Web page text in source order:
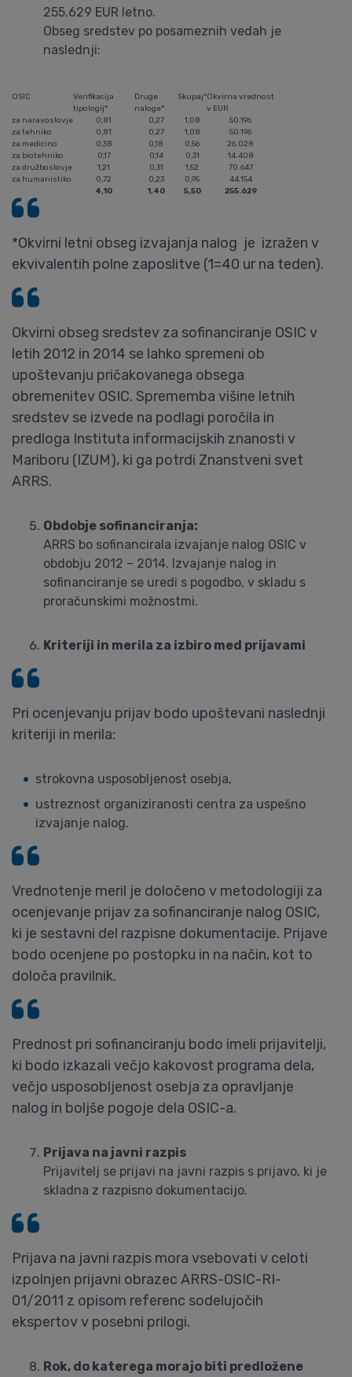
255.629 EUR letno.
Obseg sredstev po posameznih vedah je
naslednji:
OSIC
Verifikacija
tipologij*
Druge
naloge*
Skupaj*Okvirna vrednost
v EUR
za naravoslovje
0,81 0,27 1,08
50.196
za tehniko
0,81 0,27 1,08
50.196
za medicino
0,38 0,18 0,56
26.028
za biotehniko
0,17 0,14 0,31
14.408
za družboslovje
1,21 0,31 1,52
70.647
za humanistiko
0,72 0,23 0,95
44.154
4,10
1,40 5,50 255.629
*Okvirni letni obseg izvajanja nalog je izražen v
ekvivalentih polne zaposlitve (1=40 ur na teden).
Okvirni obseg sredstev za sofinanciranje OSIC v
letih 2012 in 2014 se lahko spremeni ob
upoštevanju pričakovanega obsega
obremenitev OSIC. Sprememba višine letnih
sredstev se izvede na podlagi poročila in
predloga Instituta informacijskih znanosti v
Mariboru (IZUM), ki ga potrdi Znanstveni svet
ARRS.
Obdobje sofinanciranja:
ARRS bo sofinancirala izvajanje nalog OSIC v
obdobju 2012 – 2014. Izvajanje nalog in
sofinanciranje se uredi s pogodbo, v skladu s
proračunskimi možnostmi.
Kriteriji in merila za izbiro med prijavami
Pri ocenjevanju prijav bodo upoštevani naslednji
kriteriji in merila:
strokovna usposobljenost osebja,
ustreznost organiziranosti centra za uspešno
izvajanje nalog.
Vrednotenje meril je določeno v metodologiji za
ocenjevanje prijav za sofinanciranje nalog OSIC,
ki je sestavni del razpisne dokumentacije. Prijave
bodo ocenjene po postopku in na način, kot to
določa pravilnik.
Prednost pri sofinanciranju bodo imeli prijavitelji,
ki bodo izkazali večjo kakovost programa dela,
večjo usposobljenost osebja za opravljanje
nalog in boljše pogoje dela OSIC-a.
Prijava na javni razpis
Prijavitelj se prijavi na javni razpis s prijavo, ki je
skladna z razpisno dokumentacijo.
Prijava na javni razpis mora vsebovati v celoti
izpolnjen prijavni obrazec ARRS-OSIC-RI-
01/2011 z opisom referenc sodelujočih
ekspertov v posebni prilogi.
Rok, do katerega morajo biti predložene